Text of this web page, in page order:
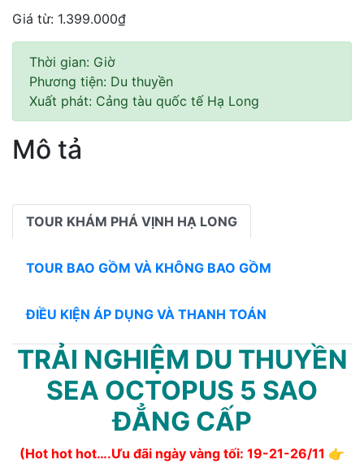
Giá từ: 1.399.000₫
Thời gian: Giờ
Phương tiện: Du thuyền
Xuất phát: Cảng tàu quốc tế Hạ Long
Mô tả
TOUR KHÁM PHÁ VỊNH HẠ LONG
TOUR BAO GỒM VÀ KHÔNG BAO GỒM
ĐIỀU KIỆN ÁP DỤNG VÀ THANH TOÁN
TRẢI NGHIỆM DU THUYỀN
SEA OCTOPUS 5 SAO
ĐẲNG CẤP
(Hot hot hot….Ưu đãi ngày vàng tối: 19-21-26/11 👉